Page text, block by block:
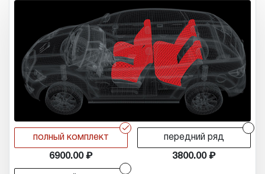
r
полный комплект
6900.00
передний ряд
3800.00